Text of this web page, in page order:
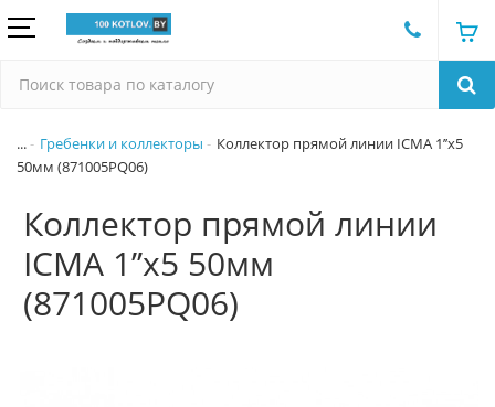
... Гребенки и коллекторы
Коллектор прямой линии ICMA 1’’x5
50мм (871005PQ06)
Коллектор прямой линии
ICMA 1’’x5 50мм
(871005PQ06)